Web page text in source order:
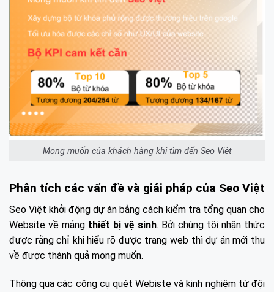
Mong muốn của khách hàng khi tìm đến Seo Việt
Phân tích các vấn đề và giải pháp của Seo Việt
Seo Việt khởi động dự án bằng cách kiểm tra tổng quan cho
Website về mảng thiết bị vệ sinh. Bởi chúng tôi nhận thức
được rằng chỉ khi hiểu rõ được trang web thì dự án mới thu
về được thành quả mong muốn.
Thông qua các công cụ quét Webiste và kinh nghiệm từ đội